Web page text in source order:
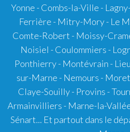
Yonne - Combs-la-Ville -
Ferrière - Mitry-Mory - Le
Comte-Robert - Moissy-
Noisiel - Coulommiers -
Ponthierry - Montévrain -
sur-Marne - Nemours -
Claye-Souilly - Provins -
Armainvilliers - Marne-la-
Sénart... Et partout dans le